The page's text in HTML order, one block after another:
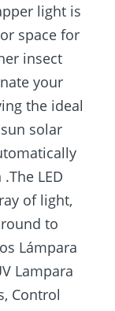
light is
space for
insect
your
the ideal
solar
LED
of light,
to
Lámpara
Lampara
Control